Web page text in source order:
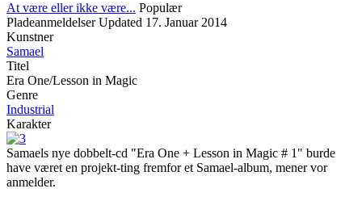
At være eller ikke være... Populær
Pladeanmeldelser Updated 17. Januar 2014
Kunstner
Samael
Titel
Era One/Lesson in Magic
Genre
Industrial
Karakter
Samaels nye dobbelt-cd "Era One + Lesson in Magic # 1" burde
have været en projekt-ting fremfor et Samael-album, mener vor
anmelder.